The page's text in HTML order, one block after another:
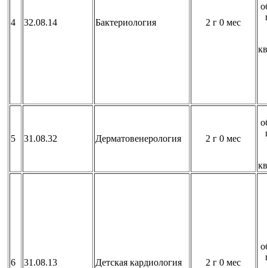
4 32.08.14 Бактериология 2 г 0 мес
5 31.08.32 Дерматовенерология 2 г 0 мес
6 31.08.13 Детская кардиология 2 г 0 мес